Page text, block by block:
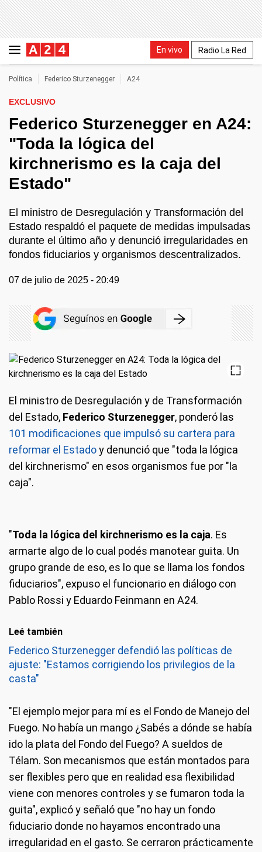
En vivo Radio La Red
Política Federico Sturzenegger A24
EXCLUSIVO
Federico Sturzenegger en A24:
"Toda la lógica del
kirchnerismo es la caja del
Estado"
El ministro de Desregulación y Transformación del
Estado respaldó el paquete de medidas impulsadas
durante el último año y denunció irregularidades en
fondos fiduciarios y organismos descentralizados.
07 de julio de 2025 - 20:49
El ministro de Desregulación y de Transformación
del Estado, Federico Sturzenegger, ponderó las
101 modificaciones que impulsó su cartera para
reformar el Estadoy denunció que "toda la lógica
del kirchnerismo" en esos organismos fue por "la
caja".
"Toda la lógica del kirchnerismo es la caja. Es
armarte algo de lo cual podés manotear guita. Un
grupo grande de eso, es lo que se llama los fondos
fiduciarios", expuso el funcionario en diálogo con
Pablo Rossi y Eduardo Feinmann en A24.
Leé también
Federico Sturzenegger defendió las políticas de
ajuste: "Estamos corrigiendo los privilegios de la
casta"
"El ejemplo mejor para mí es el Fondo de Manejo del
Fuego. No había un mango ¿Sabés a dónde se había
ido la plata del Fondo del Fuego? A sueldos de
Télam. Son mecanismos que están montados para
ser flexibles pero que en realidad esa flexibilidad
viene con menores controles y se fumaron toda la
guita", explicó y señaló que "no hay un fondo
fiduciario donde no hayamos encontrado una
irregularidad en el gasto. Se cerraron prácticamente